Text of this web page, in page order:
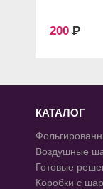
200 Р
КАТАЛОГ
Воздушные
Готовые
Коробки с